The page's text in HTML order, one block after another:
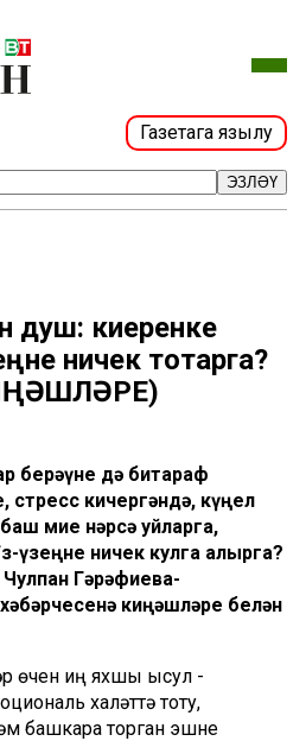
Газетага язылу
ЭЗЛӘҮ
душ: киеренке
ничек тотарга?
берәүне дә битараф
кичергәндә, күңел
мие нәрсә уйларга,
үзеңне ничек кулга алырга?
Гәрәфиева-
киңәшләре белән
өчен иң яхшы ысул -
халәттә тоту,
башкара торган эшне